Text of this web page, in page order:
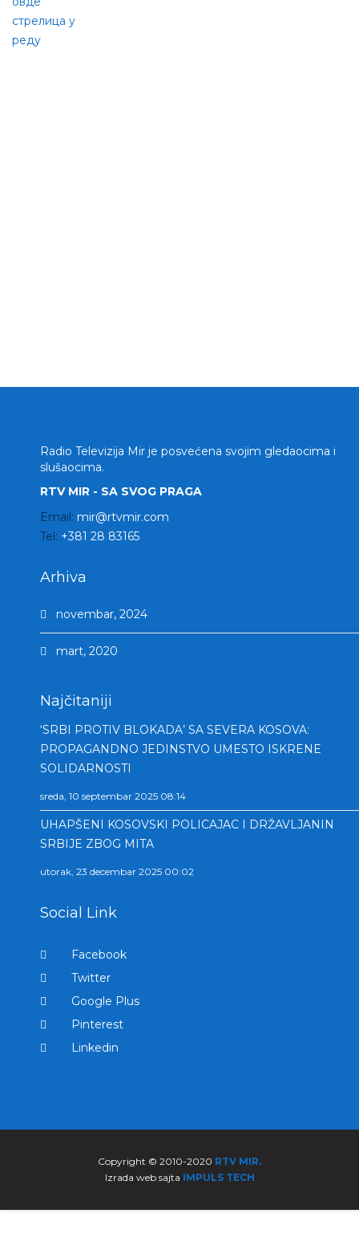
Radio Televizija Mir je posvećena svojim gledaocima i
slušaocima.
RTV MIR - SA SVOG PRAGA
Email: mir@rtvmir.com
Tel: +381 28 83165
Arhiva
novembar, 2024
mart, 2020
Najčitaniji
‘SRBI PROTIV BLOKADA’ SA SEVERA KOSOVA:
PROPAGANDNO JEDINSTVO UMESTO ISKRENE
SOLIDARNOSTI
sreda, 10 septembar 2025 08:14
UHAPŠENI KOSOVSKI POLICAJAC I DRŽAVLJANIN
SRBIJE ZBOG MITA
utorak, 23 decembar 2025 00:02
Social Link
Facebook
Twitter
Google Plus
Pinterest
Linkedin
Copyright © 2010-2020 RTV MIR.
Izrada web sajta IMPULS TECH